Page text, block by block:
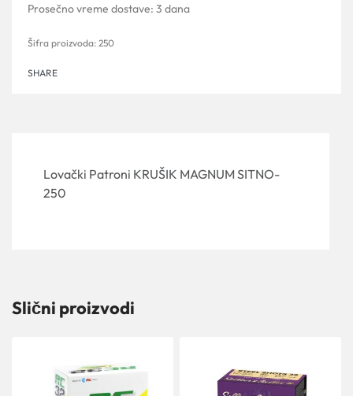
Prosečno vreme dostave: 3 dana
250
SHARE
Lovački Patroni KRUŠIK MAGNUM SITNO-
250
Slični proizvodi